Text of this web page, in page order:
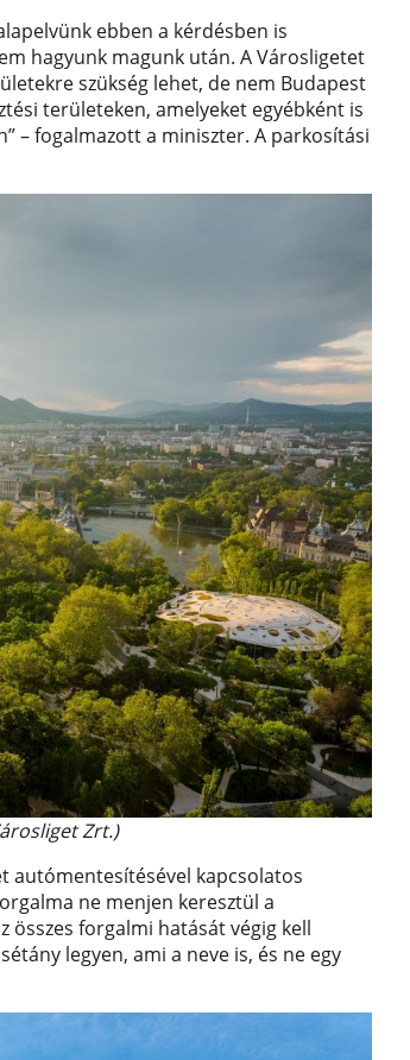
ebben a kérdésben is
hagyunk magunk után. A Városligetet
szükség lehet, de nem Budapest
területeken, amelyeket egyébként is
– fogalmazott a miniszter. A parkosítási
Zrt.)
autómentesítésével kapcsolatos
ne menjen keresztül a
összes forgalmi hatását végig kell
legyen, ami a neve is, és ne egy